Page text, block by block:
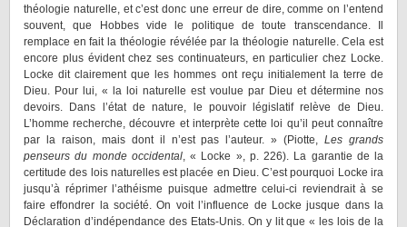
théologie naturelle, et c’est donc une erreur de dire, comme on l’entend
souvent, que Hobbes vide le politique de toute transcendance. Il
remplace en fait la théologie révélée par la théologie naturelle. Cela est
encore plus évident chez ses continuateurs, en particulier chez Locke.
Locke dit clairement que les hommes ont reçu initialement la terre de
Dieu. Pour lui, « la loi naturelle est voulue par Dieu et détermine nos
devoirs. Dans l’état de nature, le pouvoir législatif relève de Dieu.
L’homme recherche, découvre et interprète cette loi qu’il peut connaître
par la raison, mais dont il n’est pas l’auteur. » (Piotte,Les grands
penseurs du monde occidental, « Locke », p. 226). La garantie de la
certitude des lois naturelles est placée en Dieu. C’est pourquoi Locke ira
jusqu’à réprimer l’athéisme puisque admettre celui-ci reviendrait à se
faire effondrer la société. On voit l’influence de Locke jusque dans la
Déclaration d’indépendance des Etats-Unis. On y lit que « les lois de la